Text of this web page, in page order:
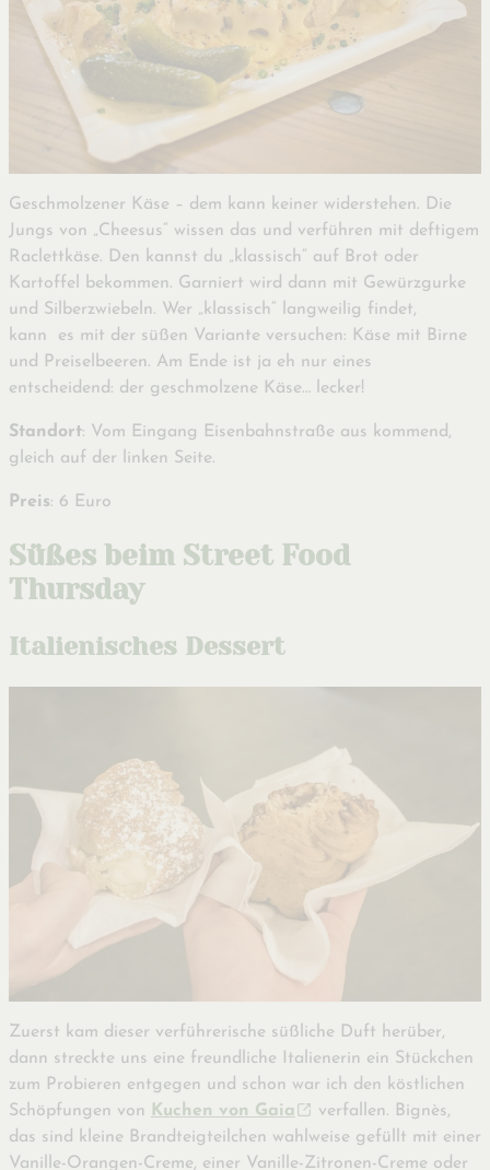
Geschmolzener Käse – dem kann keiner widerstehen. Die
Jungs von „Cheesus“ wissen das und verführen mit deftigem
Raclettkäse. Den kannst du „klassisch“ auf Brot oder
Kartoffel bekommen. Garniert wird dann mit Gewürzgurke
und Silberzwiebeln. Wer „klassisch“ langweilig findet,
kann es mit der süßen Variante versuchen: Käse mit Birne
und Preiselbeeren. Am Ende ist ja eh nur eines
entscheidend: der geschmolzene Käse… lecker!
Standort: Vom Eingang Eisenbahnstraße aus kommend,
gleich auf der linken Seite.
Preis: 6 Euro
Süßes beim Street Food
Thursday
Italienisches Dessert
Zuerst kam dieser verführerische süßliche Duft herüber,
dann streckte uns eine freundliche Italienerin ein Stückchen
zum Probieren entgegen und schon war ich den köstlichen
Schöpfungen von
Kuchen von Gaia
verfallen. Bignès,
das sind kleine Brandteigteilchen wahlweise gefüllt mit einer
Vanille-Orangen-Creme, einer Vanille-Zitronen-Creme oder